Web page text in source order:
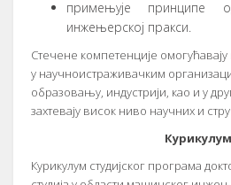
примењује принципе
инжењерској пракси.
Стечене компетенције
у научноистраживачким
образовању, индустрији, као и у
захтевају висок ниво научних и
Курикулум
Курикулум студијског програма